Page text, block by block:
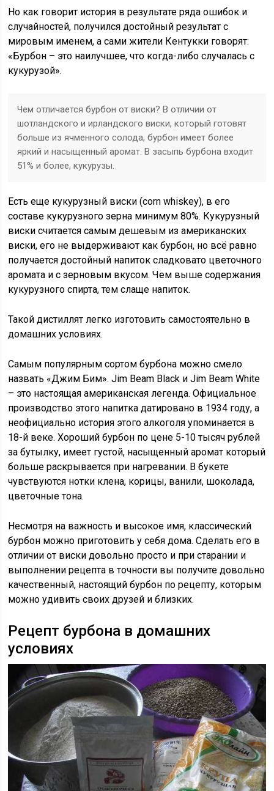
Но как говорит история в результате ряда ошибок и
случайностей, получился достойный результат с
мировым именем, а сами жители Кентукки говорят:
«Бурбон – это наилучшее, что когда-либо случалась с
кукурузой».
Чем отличается бурбон от виски? В отличии от
шотландского и ирландского виски, который готовят
больше из ячменного солода, бурбон имеет более
яркий и насыщенный аромат. В засыпь бурбона входит
51% и более, кукурузы.
Есть еще кукурузный виски (corn whiskey), в его
составе кукурузного зерна минимум 80%. Кукурузный
виски считается самым дешевым из американских
виски, его не выдерживают как бурбон, но всё равно
получается достойный напиток сладковато цветочного
аромата и с зерновым вкусом. Чем выше содержания
кукурузного спирта, тем слаще напиток.
Такой дистиллят легко изготовить самостоятельно в
домашних условиях.
Самым популярным сортом бурбона можно смело
назвать «Джим Бим». Jim Beam Black и Jim Beam White
– это настоящая американская легенда. Официальное
производство этого напитка датировано в 1934 году, а
неофициально история этого алкоголя упоминается в
18-й веке. Хороший бурбон по цене 5-10 тысяч рублей
за бутылку, имеет густой, насыщенный аромат который
больше раскрывается при нагревании. В букете
чувствуются нотки клена, корицы, ванили, шоколада,
цветочные тона.
Несмотря на важность и высокое имя, классический
бурбон можно приготовить у себя дома. Сделать его в
отличии от виски довольно просто и при старании и
выполнении рецепта в точности вы получите довольно
качественный, настоящий бурбон по рецепту, которым
можно удивить своих друзей и близких.
Рецепт бурбона в домашних
условиях